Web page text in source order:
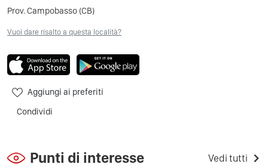
Prov. Campobasso (CB)
Vuoi dare risalto a questa località?
Aggiungi ai preferiti
Condividi
Punti di interesse Vedi tutti